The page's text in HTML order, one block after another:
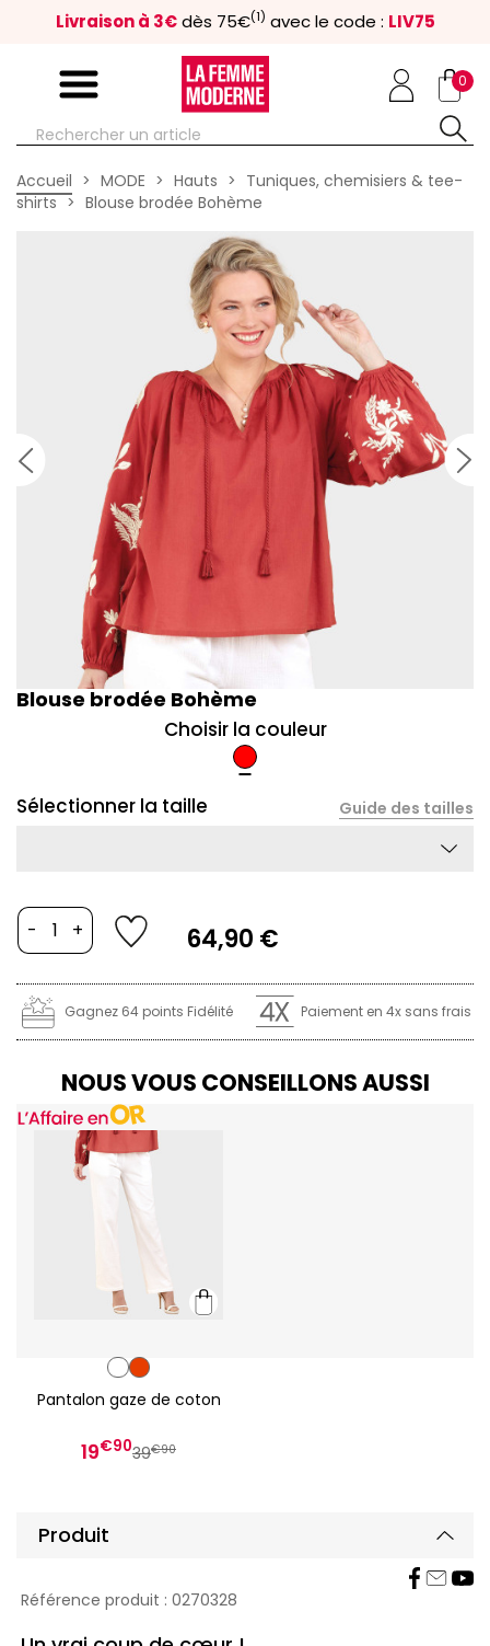
Livraison à 3€ dès 75€(1) avec le code : LIV75
0
Accueil MODE Hauts
Tuniques, chemisiers & tee-
shirts
Blouse brodée Bohème
Blouse brodée Bohème
Choisir la couleur
Rouge
Guide des tailles
Sélectionner la taille
64,90 €
- +
Gagnez 64 points Fidélité Paiement en 4x sans frais
NOUS VOUS CONSEILLONS AUSSI
Pantalon gaze de coton
19€9039€90
Produit
Référence produit : 0270328